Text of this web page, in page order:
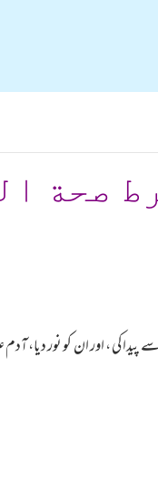
صحة
پیدا کی ، اور ان کو نور دیا،